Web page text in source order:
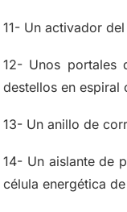
11- Un activador
12- Unos portales
destellos en espiral
13- Un anillo de
14- Un aislante de
célula energética